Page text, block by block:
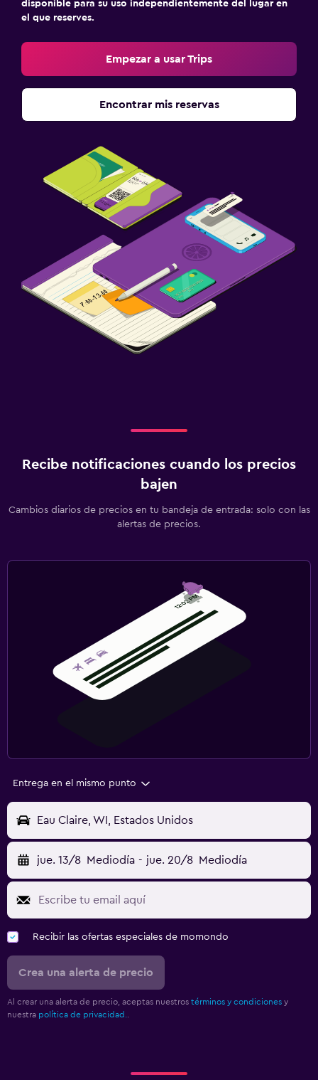
disponible para su uso independientemente del lugar en
el que reserves.
Empezar a usar Trips
Encontrar mis reservas
Recibe notificaciones cuando los precios
bajen
Cambios diarios de precios en tu bandeja de entrada: solo con las
alertas de precios.
Entrega en el mismo punto
Eau Claire, WI, Estados Unidos
jue. 13/8 Mediodía - jue. 20/8 Mediodía
Recibir las ofertas especiales de momondo
Crea una alerta de precio
Al crear una alerta de precio, aceptas nuestros términos y condiciones y
nuestra política de privacidad.